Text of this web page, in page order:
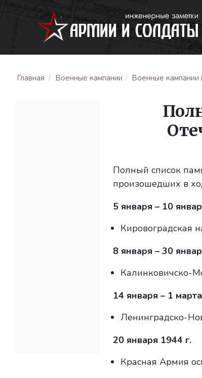
Главная Военные кампании Военные кампании
Полный список
произошедших в
5 января – 10
Кировоградская
8 января – 30
Калинковичско-
14 января – 1
Ленинградско-
20 января 1944 г.
Красная Армия